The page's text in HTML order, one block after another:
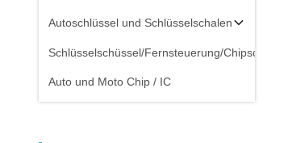
Autoschlüssel und Schlüsselschalen
Schlüsselschüssel/Fernsteuerung/Chipschlüssel
Auto und Moto Chip / IC